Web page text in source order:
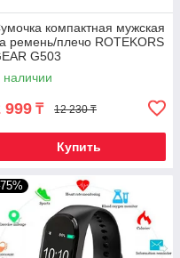
компактная мужская
ремень/плечо ROTEKORS
G503
наличии
999 ₸ 12 230 ₸
Купить